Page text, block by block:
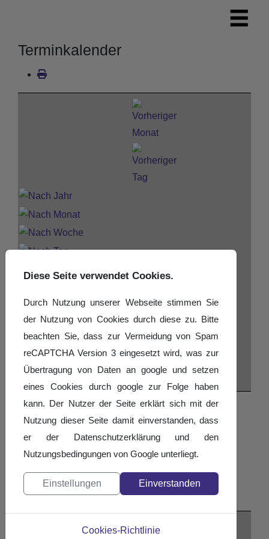
Terminkalender
Nach Jahr
Nach Monat
Nach Woche
Heute
Suche
Gehe zu Monat
Gehe zu Monat
Diese Seite verwendet Cookies.
Durch Nutzung unserer Webseite stimmen Sie
der Nutzung von Cookies durch diese zu. Bitte
beachten Sie, dass zur Vermeidung von Spam
reCAPTCHA Version 3 eingesetzt wird, was zur
Übertragung von Daten an google und setzen
eines Cookies durch google zur Folge haben
kann. Der Nutzer der Seite erklärt sich mit der
Nutzung dieser Seite damit einverstanden, dass
er der Datenschutzerklärung und den
Nutzungsbedingungen von Google unterliegt.
Einstellungen Einverstanden
Cookies-Richtlinie